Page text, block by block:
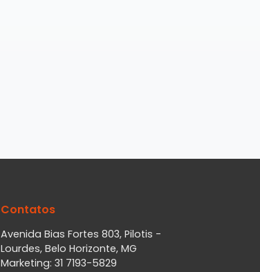
Contatos
Avenida Bias Fortes 803, Pilotis -
Lourdes, Belo Horizonte, MG
Marketing: 31 7193-5829